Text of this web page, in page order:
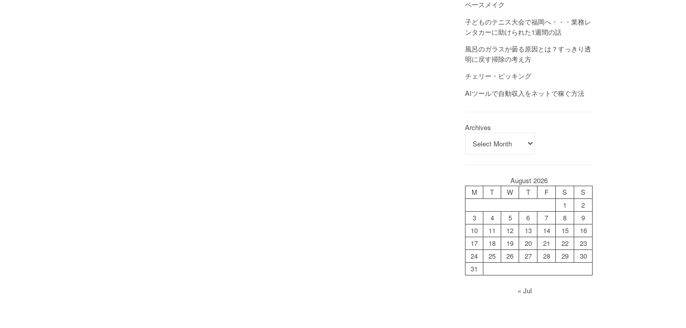
ベースメイク
子どものテニス大会で福岡へ・・・業務レ
ンタカーに助けられた1週間の話
風呂のガラスが曇る原因とは？すっきり透
明に戻す掃除の考え方
チェリー・ピッキング
AIツールで自動収入をネットで稼ぐ方法
Archives
August 2026
M
T W T F S
S
1
2
3
4 5 6 7 8
9
10
11 12 13 14 15
16
17
18 19 20 21 22
23
24
25 26 27 28 29
30
31
« Jul